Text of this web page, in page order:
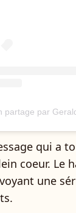
partage par
qui a
coeur. Le
une